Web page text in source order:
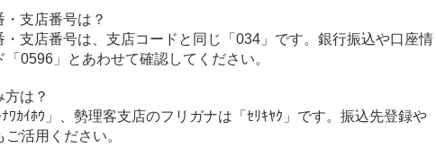
支店番号は？
支店番号は、支店コードと同じ「034」です。銀行振込や口座情
0596」とあわせて確認してください。
は？
ﾜｶｲﾎｳ」、勢理客支店のフリガナは「ｾﾘｷﾔｸ」です。振込先登録や
活用ください。